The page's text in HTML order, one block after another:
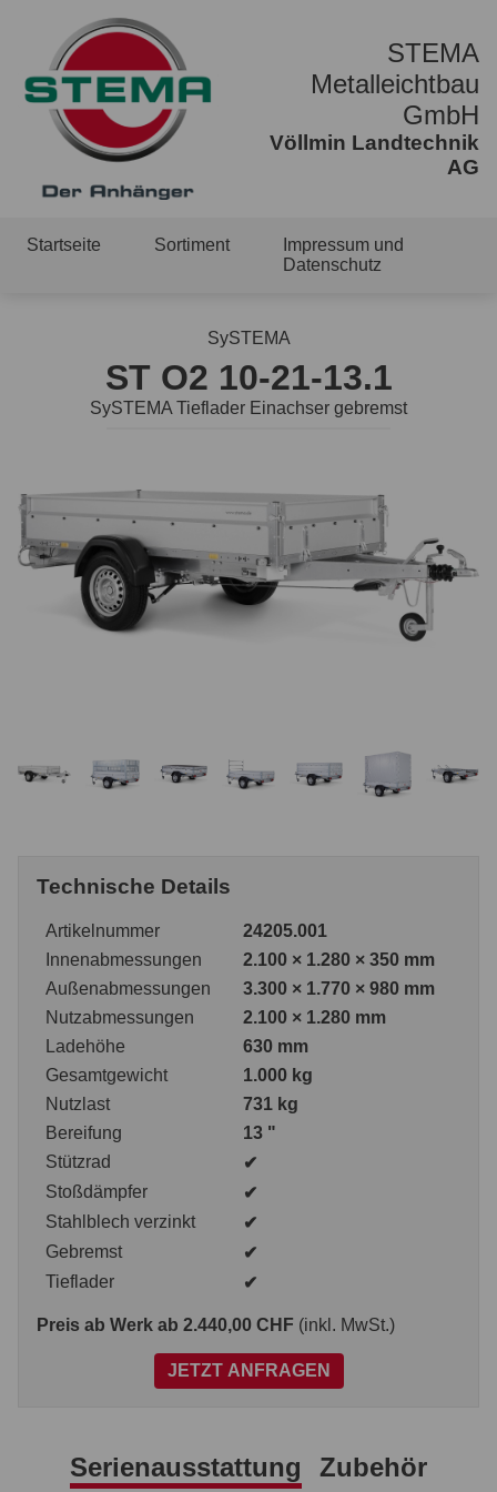
STEMA
Metalleichtbau
GmbH
Völlmin Landtechnik
AG
Startseite Sortiment
Impressum und
Datenschutz
SySTEMA
ST O2 10-21-13.1
SySTEMA Tieflader Einachser gebremst
Technische Details
Artikelnummer
24205.001
Innenabmessungen
2.100 × 1.280 × 350 mm
Außenabmessungen
3.300 × 1.770 × 980 mm
Nutzabmessungen
2.100 × 1.280 mm
Ladehöhe
630 mm
Gesamtgewicht
1.000 kg
Nutzlast
731 kg
Bereifung
13 "
Stützrad
✔
Stoßdämpfer
✔
Stahlblech verzinkt
✔
Gebremst
✔
Tieflader
✔
Preis ab Werk ab 2.440,00 CHF (inkl. MwSt.)
JETZT ANFRAGEN
Serienausstattung Zubehör